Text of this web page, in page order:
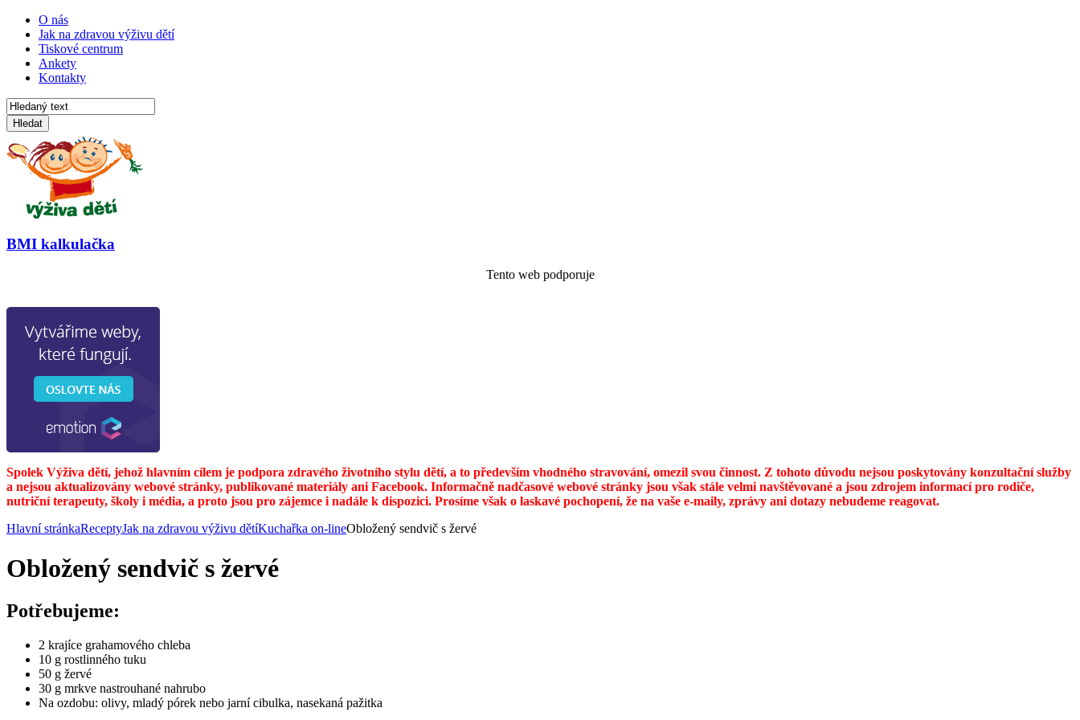
O nás
Jak na zdravou výživu dětí
Tiskové centrum
Ankety
Kontakty
Hledat
BMI kalkulačka
Tento web podporuje
Spolek Výživa dětí, jehož hlavním cílem je podpora zdravého životního stylu dětí, a to především vhodného stravování, omezil svou činnost. Z tohoto důvodu nejsou poskytovány konzultační služby
a nejsou aktualizovány webové stránky, publikované materiály ani Facebook. Informačně nadčasové webové stránky jsou však stále velmi navštěvované a jsou zdrojem informací pro rodiče,
nutriční terapeuty, školy i média, a proto jsou pro zájemce i nadále k dispozici. Prosíme však o laskavé pochopení, že na vaše e-maily, zprávy ani dotazy nebudeme reagovat.
Hlavní stránkaReceptyJak na zdravou výživu dětíKuchařka on-lineObložený sendvič s žervé
Obložený sendvič s žervé
Potřebujeme:
2 krajíce grahamového chleba
10 g rostlinného tuku
50 g žervé
30 g mrkve nastrouhané nahrubo
Na ozdobu: olivy, mladý pórek nebo jarní cibulka, nasekaná pažitka